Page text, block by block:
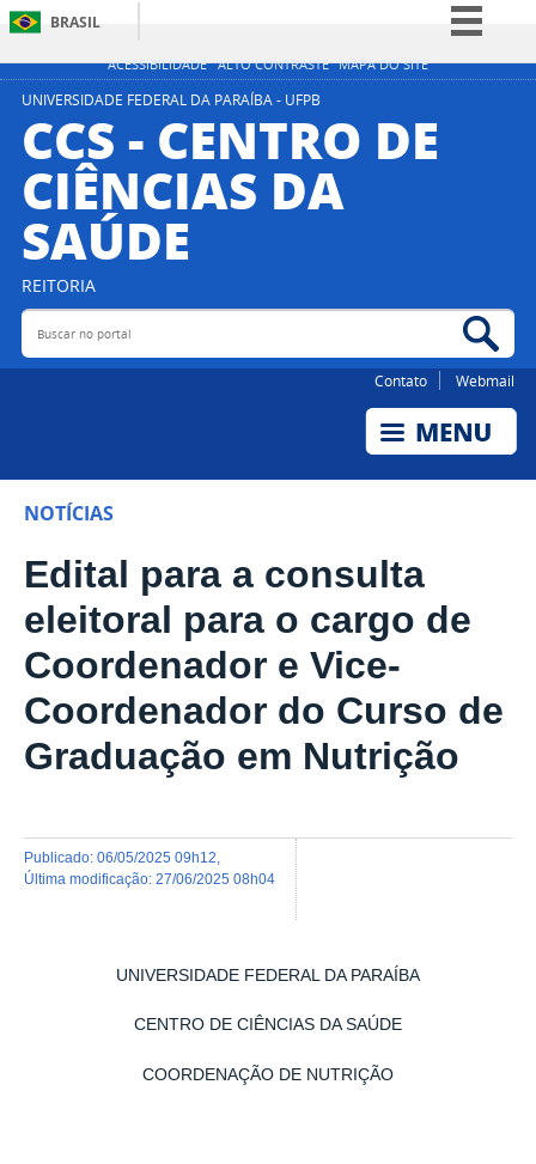
ACESSIBILIDADE ALTO CONTRASTE MAPA DO SITE
BRASIL
Simplifique!
Participe
Acesso à informação
Legislação
UNIVERSIDADE FEDERAL DA PARAÍBA - UFPB
CCS - CENTRO DE
CIÊNCIAS DA
SAÚDE
REITORIA
Buscar no portal
Contato Webmail
NOTÍCIAS
Edital para a consulta
eleitoral para o cargo de
Coordenador e Vice-
Coordenador do Curso de
Graduação em Nutrição
publicado: 06/05/2025 09h12
última modificação: 27/06/2025 08h04
UNIVERSIDADE FEDERAL DA PARAÍBA
CENTRO DE CIÊNCIAS DA SAÚDE
COORDENAÇÃO DE NUTRIÇÃO